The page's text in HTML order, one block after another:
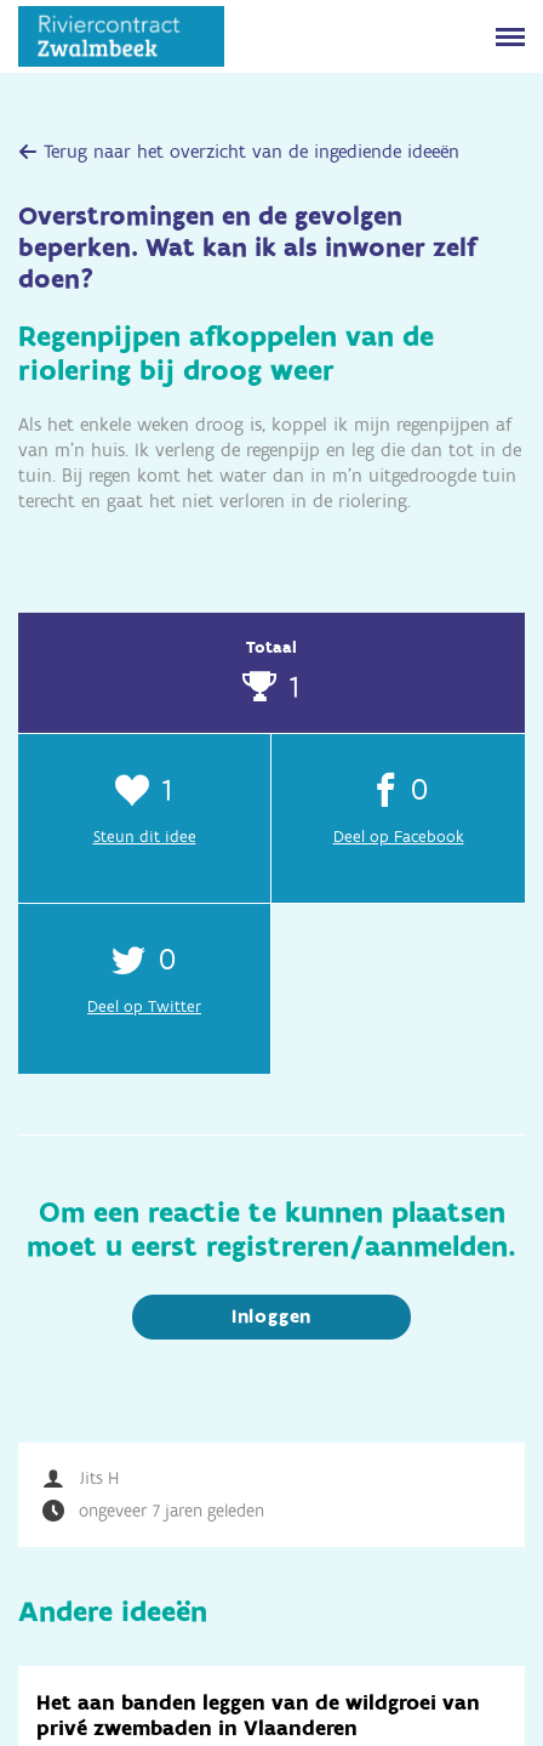
Terug naar het overzicht van de ingediende ideeën
Overstromingen en de gevolgen
beperken. Wat kan ik als inwoner zelf
doen?
Regenpijpen afkoppelen van de
riolering bij droog weer
Als het enkele weken droog is, koppel ik mijn regenpijpen af
van m'n huis. Ik verleng de regenpijp en leg die dan tot in de
tuin. Bij regen komt het water dan in m'n uitgedroogde tuin
terecht en gaat het niet verloren in de riolering.
Totaal
1
1
Steun dit idee
0
Deel op Facebook
0
Deel op Twitter
Om een reactie te kunnen plaatsen
moet u eerst registreren/aanmelden.
Inloggen
Jits H
ongeveer 7 jaren geleden
Andere ideeën
Het aan banden leggen van de wildgroei van
privé zwembaden in Vlaanderen